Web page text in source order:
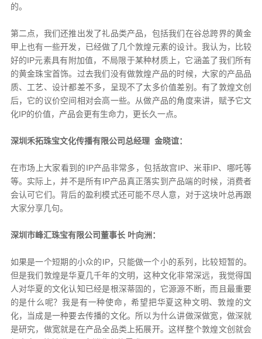
的。
第二点，我们还推出发了礼品类产品，包括我们在谷总跨界的黄金
甲上也有一些开发，已经做了几个敦煌元素的设计。我认为，比较
好的IP元素具有附加值，不局限于某种材质上，它涵盖了我们所有
的黄金珠宝首饰。过去我们没有做敦煌产品的时候，大家的产品品
质、工艺、设计都差不多，呈现不了太多价值差别。有了敦煌文创
后，它的议价空间相对会高一些。从做产品的角度来讲，赋予它文
化IP的价值，产品会更有生命力，更长久一点。
深圳禾拓珠宝文化传播有限公司总经理 金晓谊：
在市场上大家看到的IP产品非常多，包括故宫IP、米菲IP、哪吒等
等。实际上，并不是所有IP产品真正落实到产品端的时候，消费者
会认可它们。背后的盈利模式还可能不尽人意，对于这块叶总再跟
大家分享几句。
深圳市峰汇珠宝有限公司董事长 叶向洲：
如果是一个短期的小众的IP，只能做一个小的系列，比较短暂的。
但是我们敦煌是华夏几千年的文明，这种文化非常深远，我觉得国
人对华夏的文化认知已经是根深蒂固的，它源源不断，而且最重要
的是什么呢？我是有一种使命，希望把华夏这种文明、敦煌的文
化，当成是一种要去传播的文化。所以为什么讲做深做宽，做深就
是研究，做宽就是在产品全品类上拓展开。这样整个敦煌文创就会